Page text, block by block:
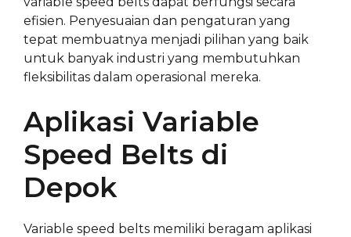
efisien. Penyesuaian dan pengaturan yang
tepat membuatnya menjadi pilihan yang baik
untuk banyak industri yang membutuhkan
fleksibilitas dalam operasional mereka.
Aplikasi Variable
Speed Belts di
Depok
Variable speed belts memiliki beragam aplikasi